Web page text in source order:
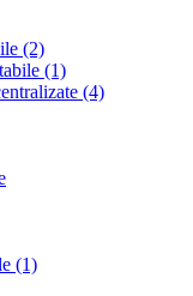
(2)
(1)
(4)
(1)